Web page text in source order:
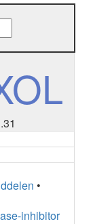
•
inhibitor